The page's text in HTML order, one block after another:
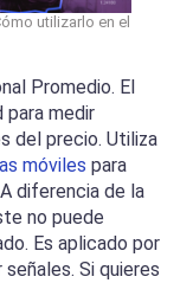
utilizarlo en el
Promedio. El
para medir
del precio. Utiliza
móviles para
diferencia de la
no puede
Es aplicado por
Si quieres